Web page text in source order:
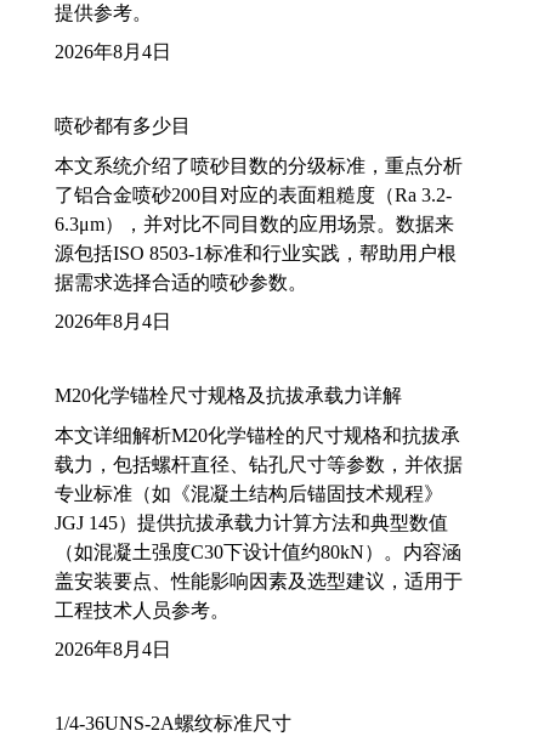
提供参考。
2026年8月4日
喷砂都有多少目
本文系统介绍了喷砂目数的分级标准，重点分析
了铝合金喷砂200目对应的表面粗糙度（Ra 3.2-
6.3μm），并对比不同目数的应用场景。数据来
源包括ISO 8503-1标准和行业实践，帮助用户根
据需求选择合适的喷砂参数。
2026年8月4日
M20化学锚栓尺寸规格及抗拔承载力详解
本文详细解析M20化学锚栓的尺寸规格和抗拔承
载力，包括螺杆直径、钻孔尺寸等参数，并依据
专业标准（如《混凝土结构后锚固技术规程》
JGJ 145）提供抗拔承载力计算方法和典型数值
（如混凝土强度C30下设计值约80kN）。内容涵
盖安装要点、性能影响因素及选型建议，适用于
工程技术人员参考。
2026年8月4日
1/4-36UNS-2A螺纹标准尺寸